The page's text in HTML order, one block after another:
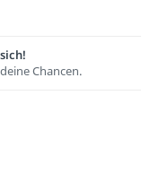
Chancen.